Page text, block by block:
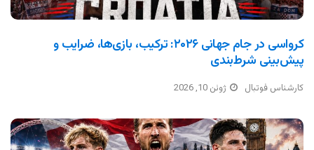
کرواسی در جام جهانی ۲۰۲۶: ترکیب، بازی‌ها، ضرایب و
پیش‌بینی شرط‌بندی
کارشناس فوتبال ژوئن 10, 2026